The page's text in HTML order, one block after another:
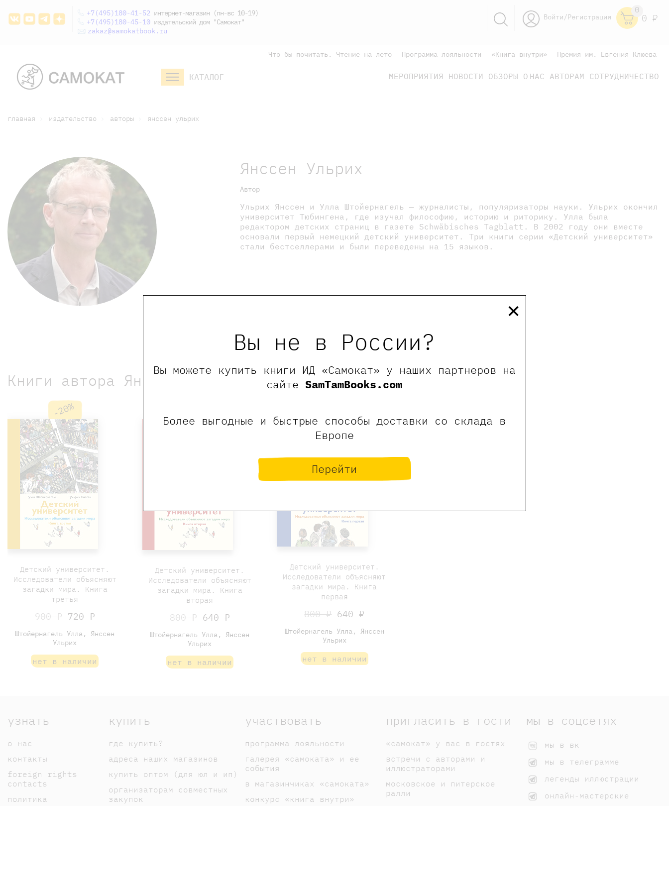
Вы не в России?
Вы можете купить книги ИД «Самокат» у наших партнеров на
сайтеSamTamBooks.com
Более выгодные и быстрые способы доставки со склада в
Европе
Перейти
×
+7(495)180-41-52 интернет-магазин (пн-вс 10-19)
+7(495)180-45-10 издательский дом "Самокат"
zakaz@samokatbook.ru
Войти/Регистрация
0
0 Р
Что бы почитать. Чтение на лето Программа лояльности «Книга внутри» Премия им. Евгения Клюева
КАТАЛОГ МЕРОПРИЯТИЯ НОВОСТИ ОБЗОРЫ О НАС АВТОРАМ СОТРУДНИЧЕСТВО
дошкольникам
главная издательство авторы янссен ульрих
Янссен Ульрих
Автор
Ульрих Янссен и Улла Штойернагель — журналисты, популяризаторы науки. Ульрих окончил
университет Тюбингена, где изучал философию, историю и риторику. Улла была
редактором детских страниц в газете Schwäbisches Tagblatt. В 2002 году они вместе
основали первый немецкий детский университет. Три книги серии «Детский университет»
стали бестселлерами и были переведены на 15 языков.
Книги автора Янссена Ульриха
-20%
Детский университет.
Исследователи объясняют
загадки мира. Книга
третья
900 ₽720 ₽
Штойернагель Улла, Янссен
Ульрих
нет в наличии
Детский университет.
Исследователи объясняют
загадки мира. Книга
вторая
800 ₽ 640 ₽
Штойернагель Улла, Янссен
Ульрих
нет в наличии
Детский университет.
Исследователи объясняют
загадки мира. Книга
первая
800 ₽ 640 ₽
Штойернагель Улла, Янссен
Ульрих
нет в наличии
узнать
о нас
контакты
foreign rights
contacts
политика
купить
где купить?
адреса наших магазинов
купить оптом (для юл и ип)
организаторам совместных
закупок
участвовать
программа лояльности
галерея «самоката» и ее
события
в магазинчиках «самоката»
конкурс «книга внутри»
пригласить в гости
«самокат» у вас в гостях
встречи с авторами и
иллюстраторами
московское и питерское
ралли
мы в соцсетях
мы в вк
мы в телеграмме
легенды иллюстрации
онлайн-мастерские